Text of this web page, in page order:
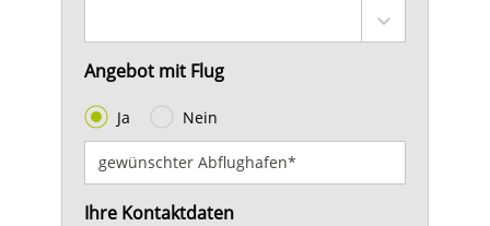
Angebot mit Flug
Ja Nein
Ihre Kontaktdaten